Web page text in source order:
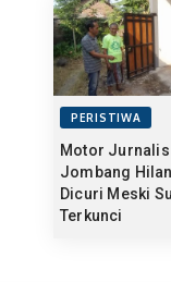
PERISTIWA
Motor Jurnalis
Jombang
Dicuri Meski
Terkunci